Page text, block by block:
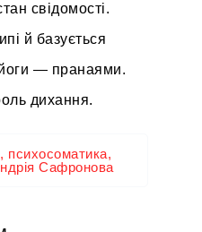
свідомості.
й базується
— пранаями.
дихання.
психосоматика,
Сафронова